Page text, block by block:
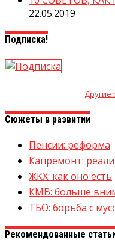
22.05.2019
Подписка!
Другие
Сюжеты в развитии
Пенсии: реформа
Капремонт:
ЖКХ: как оно есть
КМВ: больше
ТБО: борьба с
Рекомендованные